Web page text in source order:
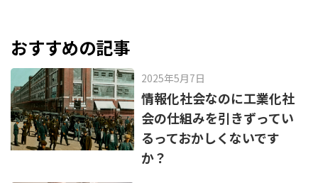
o
o
k
おすすめの記事
2025年5月7日
情報化社会なのに工業化社
会の仕組みを引きずってい
るっておかしくないです
か？